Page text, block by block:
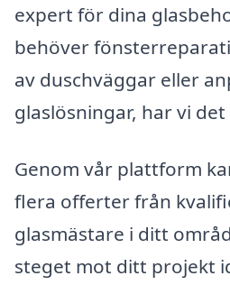
expert för dina
behöver
av duschväggar eller
glaslösningar, har vi
Genom vår plattform
flera offerter från
glasmästare i ditt
steget mot ditt projekt